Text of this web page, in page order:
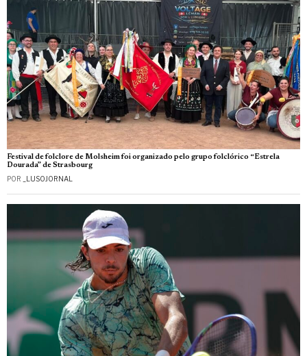
Festival de folclore de Molsheim foi organizado pelo grupo folclórico “Estrela
Dourada” de Strasbourg
POR _LUSOJORNAL